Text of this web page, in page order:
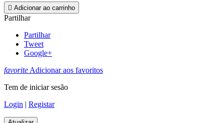
 Adicionar ao carrinho
Partilhar
Partilhar
Tweet
Google+
favoriteAdicionar aos favoritos
Tem de iniciar sesão
Login | Registar